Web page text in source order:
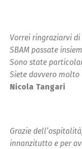
Vorrei ringraziarvi
SBAM passate
Sono state
Siete davvero
Nicola Tangari
Grazie
innanzitutto e per